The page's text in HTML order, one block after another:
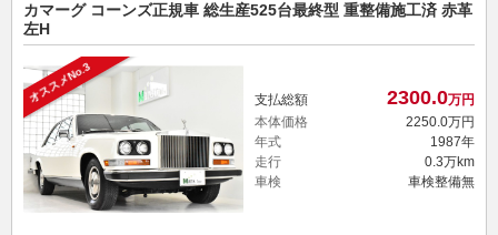
カマーグ コーンズ正規車 総生産525台最終型 重整備施工済 赤革
左H
オススメNo.3 支払総額 2300.0万円
本体価格
2250.0万円
年式
1987年
走行
0.3万km
車検
車検整備無